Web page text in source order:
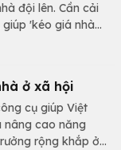
đội lên. Cần cải
'kéo giá nhà
ở xã hội
cụ giúp Việt
nâng cao năng
rộng khắp ở